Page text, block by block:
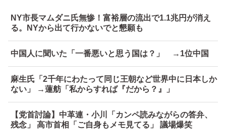
NY市長マムダニ氏無惨！富裕層の流出で1.1兆円が消え
る。NYから出て行かないでと懇願も
中国人に聞いた「一番悪いと思う国は？」 →1位中国
麻生氏「2千年にわたって同じ王朝など世界中に日本しか
ない」 →蓮舫「私からすれば『だから？』」
【党首討論】中革連・小川「カンペ読みながらの答弁、
残念」 高市首相「ご自身もメモ見てる」 議場爆笑